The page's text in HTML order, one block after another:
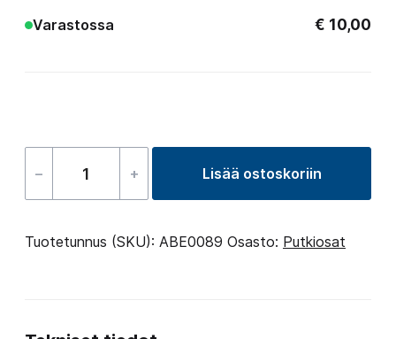
Varastossa € 10,00
–
T-
60.3mm
+ Lisää ostoskoriin
Tuotetunnus (SKU): ABE0089 Osasto: Putkiosat